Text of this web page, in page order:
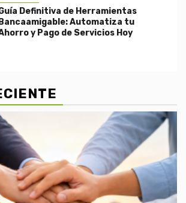
Definitiva de Herramientas
Bancaamigable: Automatiza tu
y Pago de Servicios Hoy